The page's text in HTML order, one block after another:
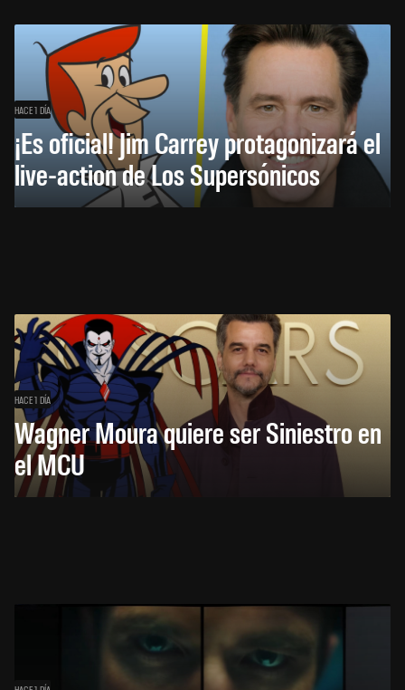
HACE 1 DÍA
¡Es oficial! Jim Carrey protagonizará el
live-action de Los Supersónicos
HACE 1 DÍA
Wagner Moura quiere ser Siniestro en
el MCU